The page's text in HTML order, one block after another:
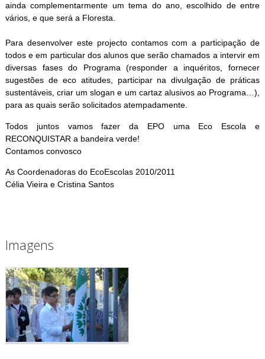
ainda complementarmente um tema do ano, escolhido de entre
vários, e que será a Floresta.
Para desenvolver este projecto contamos com a participação de
todos e em particular dos alunos que serão chamados a intervir em
diversas fases do Programa (responder a inquéritos, fornecer
sugestões de eco atitudes, participar na divulgação de práticas
sustentáveis, criar um slogan e um cartaz alusivos ao Programa…),
para as quais serão solicitados atempadamente.
Todos juntos vamos fazer da EPO uma Eco Escola e
RECONQUISTAR a bandeira verde!
Contamos convosco
As Coordenadoras do EcoEscolas 2010/2011
Célia Vieira e Cristina Santos
Imagens